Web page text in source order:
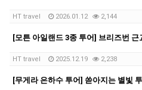
HT travel 2026.01.12 2,144
HT travel 2025.12.19 2,238